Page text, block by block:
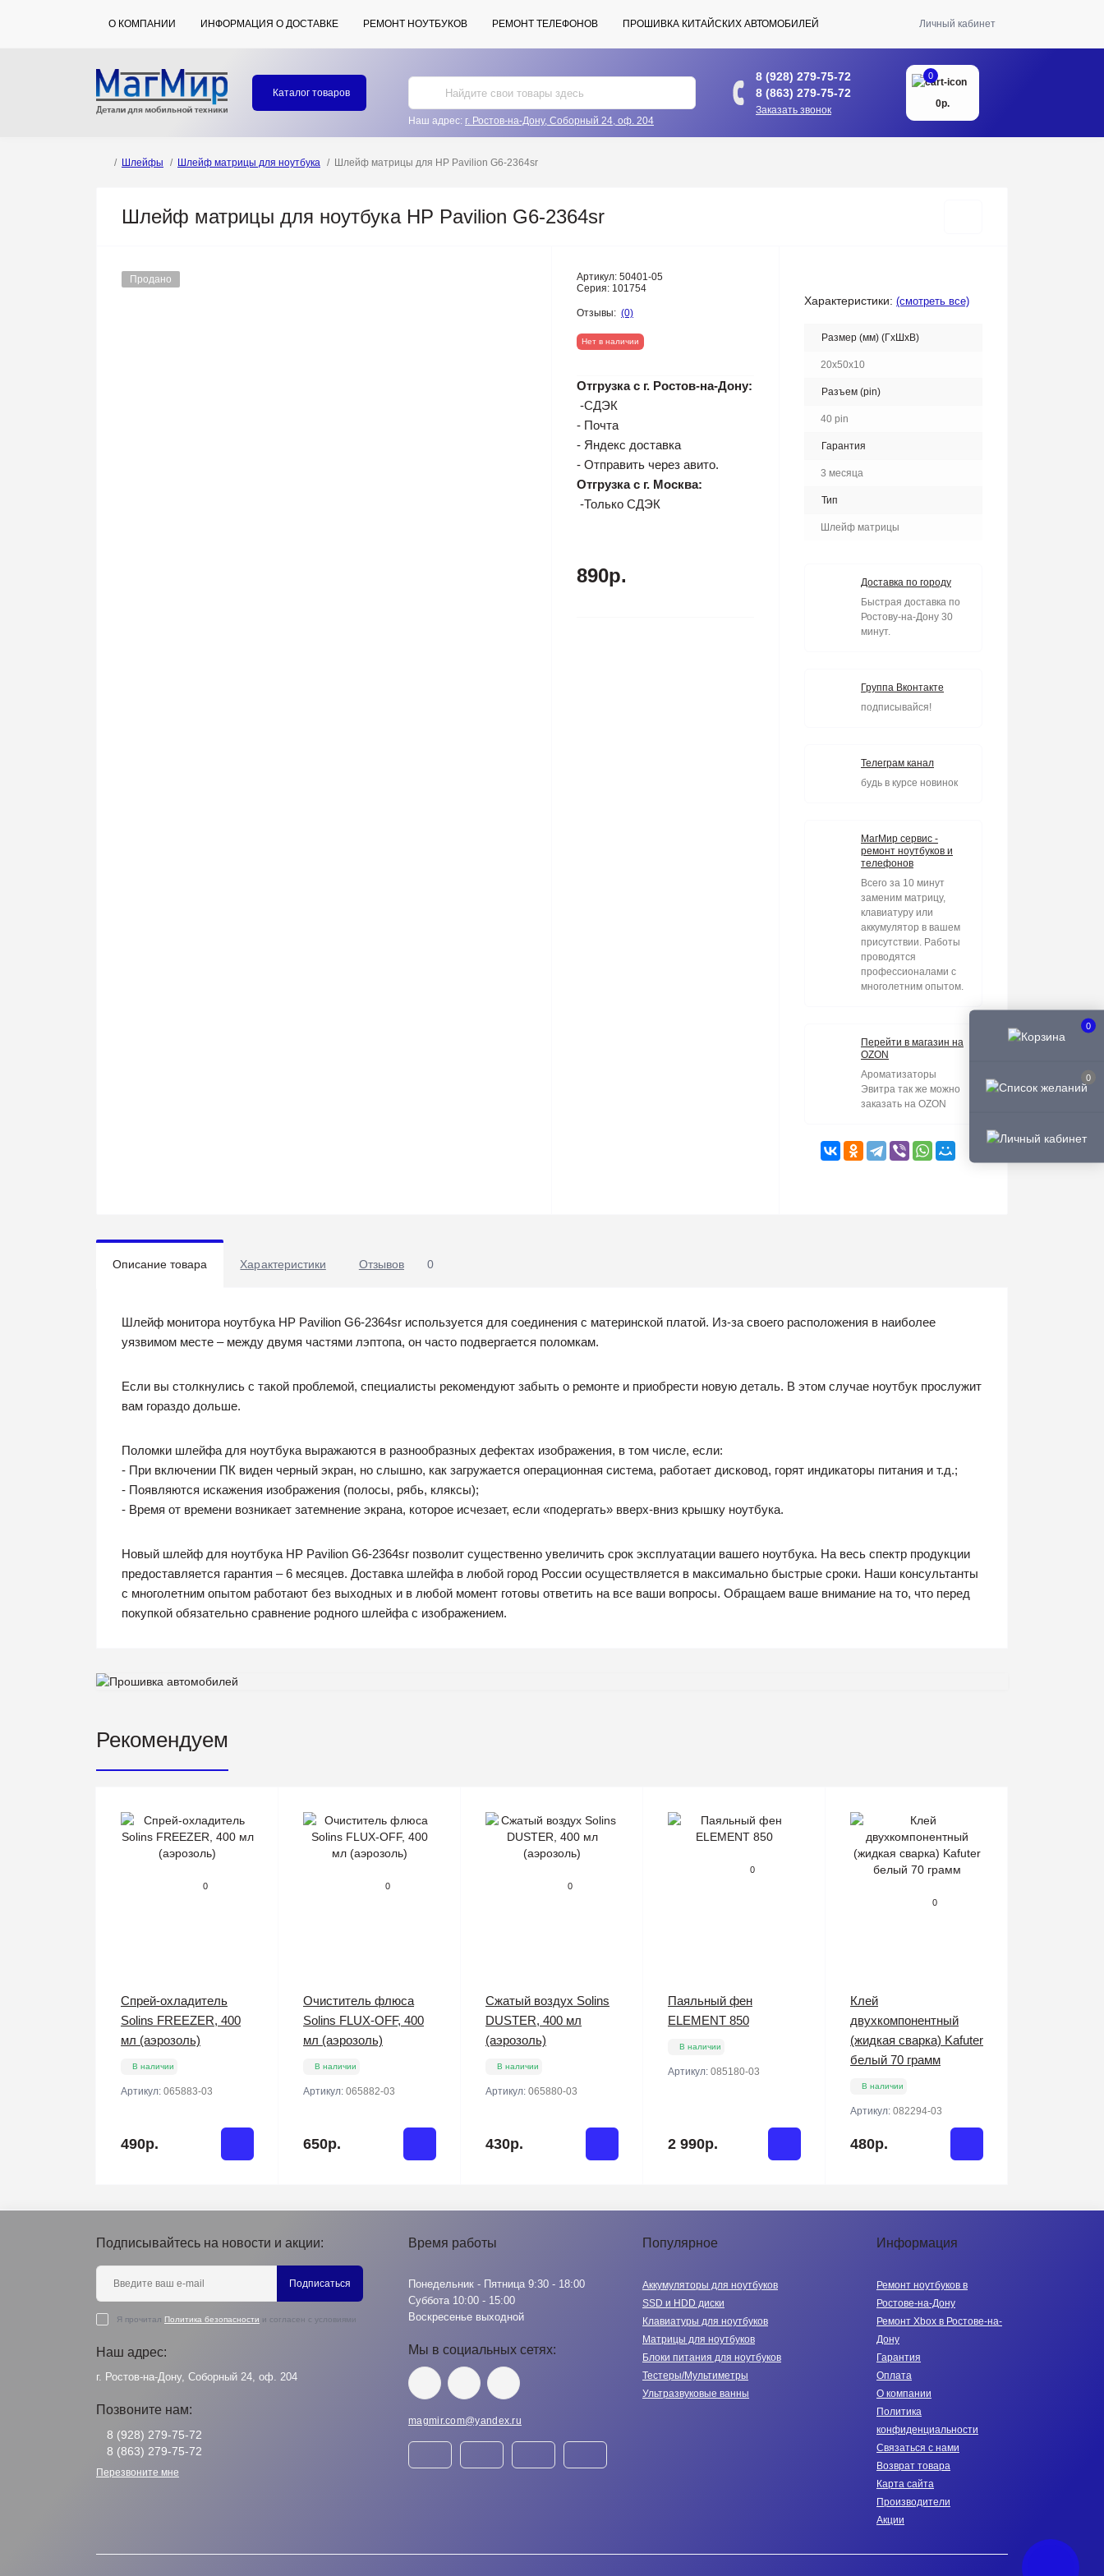
0
0
О КОМПАНИИ ИНФОРМАЦИЯ О ДОСТАВКЕ РЕМОНТ НОУТБУКОВ РЕМОНТ ТЕЛЕФОНОВ ПРОШИВКА КИТАЙСКИХ АВТОМОБИЛЕЙ Личный кабинет
Каталог товаров
Наш адрес: г. Ростов-на-Дону, Соборный 24, оф. 204
8 (928) 279-75-72
8 (863) 279-75-72
Заказать звонок
0
0р.
Шлейфы Шлейф матрицы для ноутбука Шлейф матрицы для HP Pavilion G6-2364sr
Шлейф матрицы для ноутбука HP Pavilion G6-2364sr
Продано Артикул: 50401-05
Серия: 101754
Отзывы: (0)
Нет в наличии
Отгрузка с г. Ростов-на-Дону:
-СДЭК
- Почта
- Яндекс доставка
- Отправить через авито.
Отгрузка с г. Москва:
-Только СДЭК
890р.
Характеристики: (смотреть все)
Размер (мм) (ГхШхВ)
20x50x10
Разъем (pin)
40 pin
Гарантия
3 месяца
Тип
Шлейф матрицы
Доставка по городу
Быстрая доставка по
Ростову-на-Дону 30
минут.
Группа Вконтакте
подписывайся!
Телеграм канал
будь в курсе новинок
МагМир сервис -
ремонт ноутбуков и
телефонов
Всего за 10 минут
заменим матрицу,
клавиатуру или
аккумулятор в вашем
присутствии. Работы
проводятся
профессионалами с
многолетним опытом.
Перейти в магазин на
OZON
Ароматизаторы
Эвитра так же можно
заказать на OZON
Описание товара Характеристики Отзывов 0
Шлейф монитора ноутбука HP Pavilion G6-2364sr используется для соединения с материнской платой. Из-за своего расположения в наиболее
уязвимом месте – между двумя частями лэптопа, он часто подвергается поломкам.
Если вы столкнулись с такой проблемой, специалисты рекомендуют забыть о ремонте и приобрести новую деталь. В этом случае ноутбук прослужит
вам гораздо дольше.
Поломки шлейфа для ноутбука выражаются в разнообразных дефектах изображения, в том числе, если:
- При включении ПК виден черный экран, но слышно, как загружается операционная система, работает дисковод, горят индикаторы питания и т.д.;
- Появляются искажения изображения (полосы, рябь, кляксы);
- Время от времени возникает затемнение экрана, которое исчезает, если «подергать» вверх-вниз крышку ноутбука.
Новый шлейф для ноутбука HP Pavilion G6-2364sr позволит существенно увеличить срок эксплуатации вашего ноутбука. На весь спектр продукции
предоставляется гарантия – 6 месяцев. Доставка шлейфа в любой город России осуществляется в максимально быстрые сроки. Наши консультанты
с многолетним опытом работают без выходных и в любой момент готовы ответить на все ваши вопросы. Обращаем ваше внимание на то, что перед
покупкой обязательно сравнение родного шлейфа с изображением.
Рекомендуем
0
Спрей-охладитель
Solins FREEZER, 400
мл (аэрозоль)
В наличии
Артикул: 065883-03
490р.
0
Очиститель флюса
Solins FLUX-OFF, 400
мл (аэрозоль)
В наличии
Артикул: 065882-03
650р.
0
Сжатый воздух Solins
DUSTER, 400 мл
(аэрозоль)
В наличии
Артикул: 065880-03
430р.
0
Паяльный фен
ELEMENT 850
В наличии
Артикул: 085180-03
2 990р.
0
Клей
двухкомпонентный
(жидкая сварка) Kafuter
белый 70 грамм
В наличии
Артикул: 082294-03
480р.
Подписывайтесь на новости и акции:
Подписаться
Я прочитал Политика безопасности и согласен с условиями
Наш адрес:
г. Ростов-на-Дону, Соборный 24, оф. 204
Позвоните нам:
8 (928) 279-75-72
8 (863) 279-75-72
Перезвоните мне
Время работы
Понедельник - Пятница 9:30 - 18:00
Суббота 10:00 - 15:00
Воскресенье выходной
Мы в социальных сетях:
magmir.com@yandex.ru
Популярное
Аккумуляторы для ноутбуков
SSD и HDD диски
Клавиатуры для ноутбуков
Матрицы для ноутбуков
Блоки питания для ноутбуков
Тестеры/Мультиметры
Ультразвуковые ванны
Информация
Ремонт ноутбуков в
Ростове-на-Дону
Ремонт Xbox в Ростове-на-
Дону
Гарантия
Оплата
О компании
Политика
конфиденциальности
Связаться с нами
Возврат товара
Карта сайта
Производители
Акции